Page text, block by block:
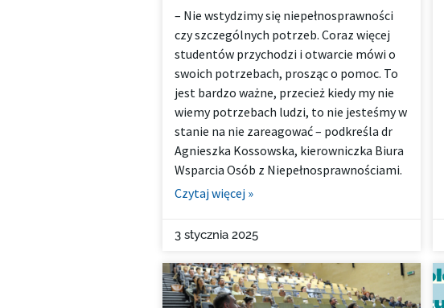
– Nie wstydzimy się niepełnosprawności
czy szczególnych potrzeb. Coraz więcej
studentów przychodzi i otwarcie mówi o
swoich potrzebach, prosząc o pomoc. To
jest bardzo ważne, przecież kiedy my nie
wiemy potrzebach ludzi, to nie jesteśmy w
stanie na nie zareagować – podkreśla dr
Agnieszka Kossowska, kierowniczka Biura
Wsparcia Osób z Niepełnosprawnościami.
Czytaj więcej »
3 stycznia 2025